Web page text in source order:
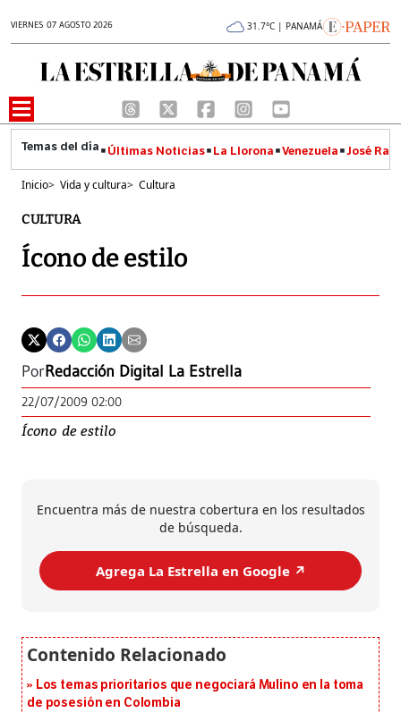
VIERNES 07 AGOSTO 2026 31.7°C | PANAMÁ
Últimas Noticias La Llorona Venezuela José
Inicio> Vida y cultura> Cultura
CULTURA
Ícono de estilo
PorRedacción Digital La Estrella
22/07/2009 02:00
Ícono de estilo
Encuentra más de nuestra cobertura en los resultados
de búsqueda.
Agrega La Estrella en Google ↗️
Los temas prioritarios que negociará Mulino en la toma
de posesión en Colombia